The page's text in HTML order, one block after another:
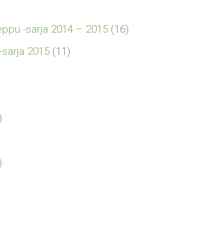
-sarja 2014 – 2015 (16)
2015 (11)